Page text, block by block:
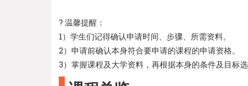
? 温馨提醒：
1）学生们记得确认申请时间、步骤、所需资料。
2）申请前确认本身符合要申请的课程的申请资格。
3）掌握课程及大学资料，再根据本身的条件及目标选